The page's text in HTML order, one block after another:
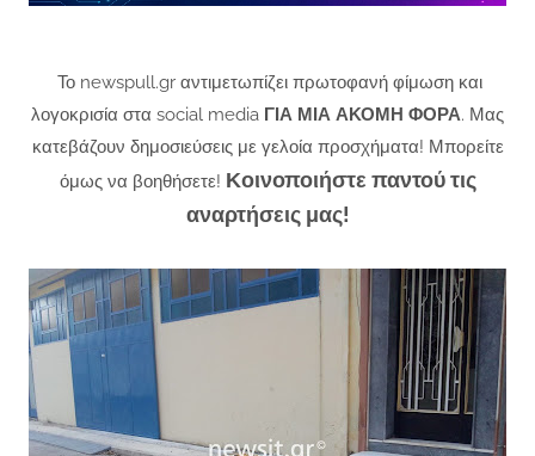
Το newspull.gr αντιμετωπίζει πρωτοφανή φίμωση και
λογοκρισία στα social media ΓΙΑ ΜΙΑ ΑΚΟΜΗ ΦΟΡΑ. Μας
κατεβάζουν δημοσιεύσεις με γελοία προσχήματα! Μπορείτε
όμως να βοηθήσετε! Κοινοποιήστε παντού τις
αναρτήσεις μας!